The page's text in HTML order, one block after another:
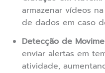
armazenar vídeos
de dados em caso
Detecção de
enviar alertas em
atividade,